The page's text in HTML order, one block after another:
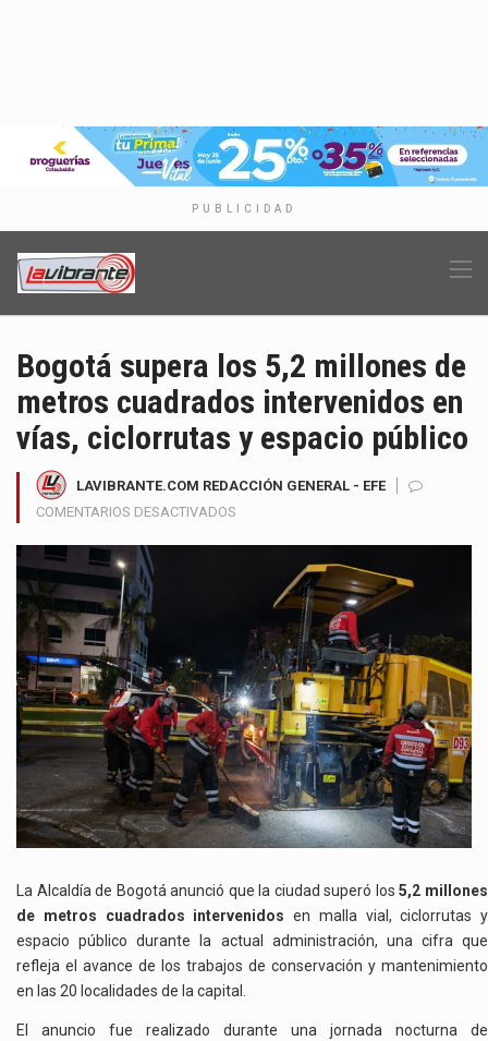
PUBLICIDAD
Bogotá supera los 5,2 millones de
metros cuadrados intervenidos en
vías, ciclorrutas y espacio público
LAVIBRANTE.COM REDACCIÓN GENERAL - EFE
COMENTARIOS DESACTIVADOS
MILLONES
DE
METROS
CUADRADOS
INTERVENIDOS
EN
VÍAS,
CICLORRUTAS
Y
ESPACIO
La Alcaldía de Bogotá anunció que la ciudad superó los5,2 millones
de metros cuadrados intervenidos en malla vial, ciclorrutas y
espacio público durante la actual administración, una cifra que
refleja el avance de los trabajos de conservación y mantenimiento
en las 20 localidades de la capital.
El anuncio fue realizado durante una jornada nocturna de